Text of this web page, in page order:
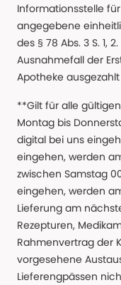
Informationsstelle
angegebene
des § 78 Abs. 3 S. 1,
Ausnahmefall der
Apotheke
**Gilt für alle
Montag bis
digital bei uns
eingehen, werden
zwischen Samstag
eingehen, werden
Lieferung am
Rezepturen,
Rahmenvertrag der
vorgesehene
Lieferengpässen